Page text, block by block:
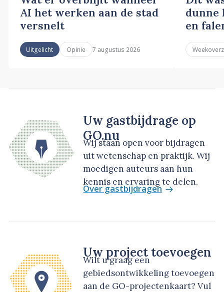
AI het werken aan de stad
versnelt
Uitgelicht Opinie 7 augustus 2026
dunne
en
Uw gastbijdrage op
GO.nu
Wij staan open voor bijdragen
uit wetenschap en praktijk. Wij
moedigen auteurs aan hun
kennis en ervaring te delen.
Over gastbijdragen
Uw project toevoegen
Wilt u graag een
gebiedsontwikkeling toevoegen
aan de GO-projectenkaart? Vul